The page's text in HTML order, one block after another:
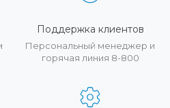
Поддержка клиентов
Персональный менеджер и
горячая линия 8-800